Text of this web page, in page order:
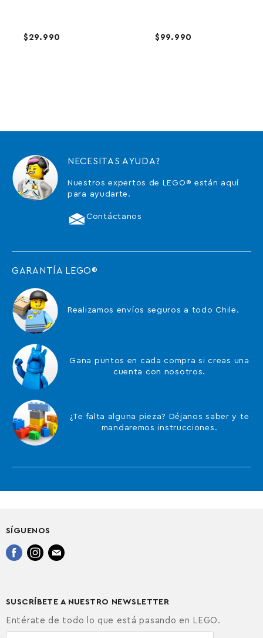
29.990 99.990
NECESITAS AYUDA?
Nuestros expertos de LEGO® están aquí
para ayudarte.
Contáctanos
GARANTÍA LEGO®
Realizamos envíos seguros a todo Chile.
Gana puntos en cada compra si creas una
cuenta con nosotros.
¿Te falta alguna pieza? Déjanos saber y te
mandaremos instrucciones.
SÍGUENOS
Encuéntrenos
Encuéntrenos
Encuéntrenos
SUSCRÍBETE A NUESTRO NEWSLETTER
Entérate de todo lo que está pasando en LEGO.